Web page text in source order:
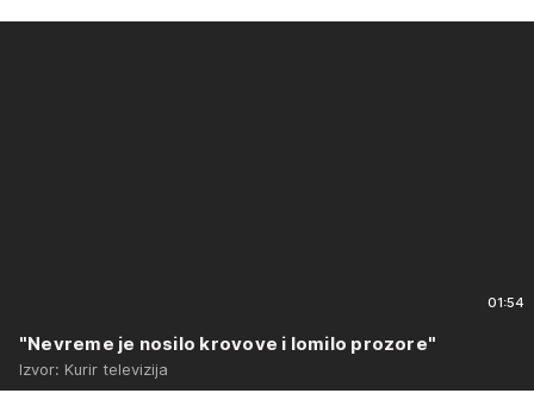
01:54
"Nevreme je nosilo krovove i lomilo prozore"
Izvor: Kurir televizija